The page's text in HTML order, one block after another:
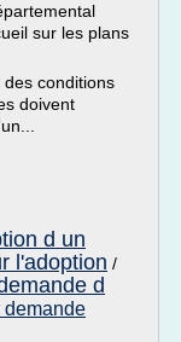
sur les plans
conditions
doivent
d un
l'adoption /
d
demande